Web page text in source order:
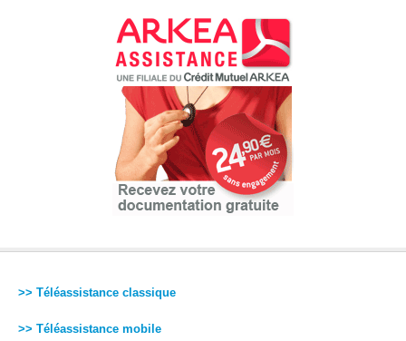
>> Téléassistance classique
>> Téléassistance mobile